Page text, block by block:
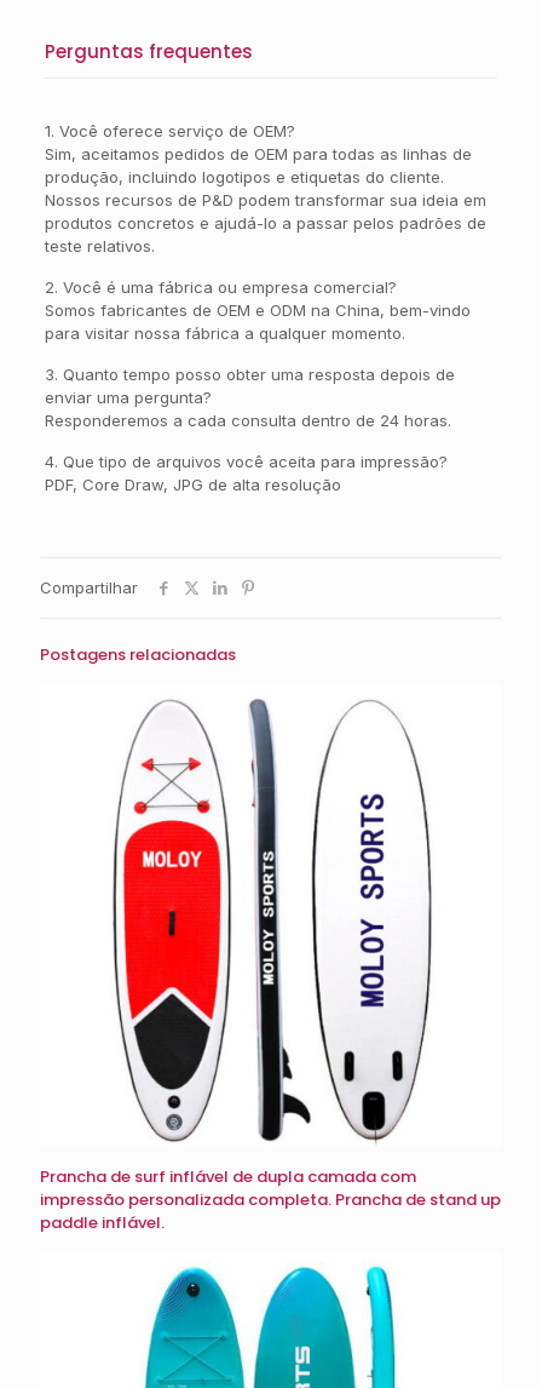
Perguntas frequentes
1. Você oferece serviço de OEM?
Sim, aceitamos pedidos de OEM para todas as linhas de
produção, incluindo logotipos e etiquetas do cliente.
Nossos recursos de P&D podem transformar sua ideia em
produtos concretos e ajudá-lo a passar pelos padrões de
teste relativos.
2. Você é uma fábrica ou empresa comercial?
Somos fabricantes de OEM e ODM na China, bem-vindo
para visitar nossa fábrica a qualquer momento.
3. Quanto tempo posso obter uma resposta depois de
enviar uma pergunta?
Responderemos a cada consulta dentro de 24 horas.
4. Que tipo de arquivos você aceita para impressão?
PDF, Core Draw, JPG de alta resolução
Compartilhar
Postagens relacionadas
Prancha de surf inflável de dupla camada com
impressão personalizada completa. Prancha de stand up
paddle inflável.